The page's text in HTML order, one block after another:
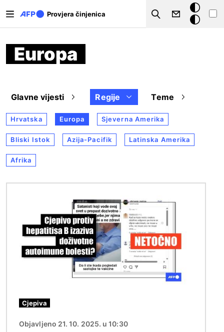
Provjera činjenica
Search
Tamna
pozadina
Europa
Glavne vijesti Regije Teme
Hrvatska Europa Sjeverna Amerika
Bliski Istok Azija-Pacifik Latinska Amerika
Afrika
Cjepiva
Objavljeno 21. 10. 2025. u 10:30